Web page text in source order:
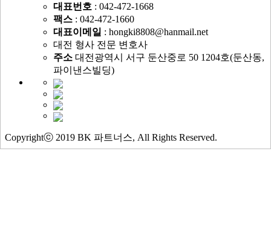
대표번호 : 042-472-1668
팩스 : 042-472-1660
대표이메일 : hongki8808@hanmail.net
대전 형사 전문 변호사
주소 대전광역시 서구 둔산중로 50 1204호(둔산동,
파이낸스빌딩)
Copyrightⓒ 2019 BK 파트너스, All Rights Reserved.